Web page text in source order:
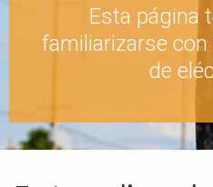
Esta página
familiarizarse
de